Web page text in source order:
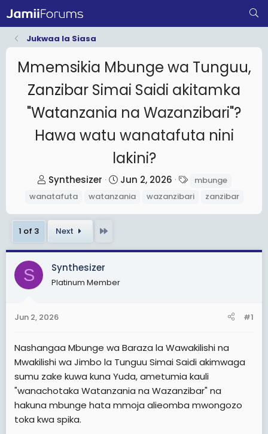
Jukwaa la Siasa
Mmemsikia Mbunge wa Tunguu,
Zanzibar Simai Saidi akitamka
"Watanzania na Wazanzibari"?
Hawa watu wanatafuta nini
lakini?
T
h
e
d
s
t
r
Synthesizer
S
t
d
t
Jun 2, 2026
a
mbunge
wanatafuta
watanzania wazanzibari zanzibar
1 of 3 Next
S Synthesizer
Platinum Member
Jun 2, 2026 #1
Nashangaa Mbunge wa Baraza la Wawakilishi na
Mwakilishi wa Jimbo la Tunguu Simai Saidi akimwaga
sumu zake kuwa kuna Yuda, ametumia kauli
"wanachotaka Watanzania na Wazanzibar" na
hakuna mbunge hata mmoja alieomba mwongozo
toka kwa spika.